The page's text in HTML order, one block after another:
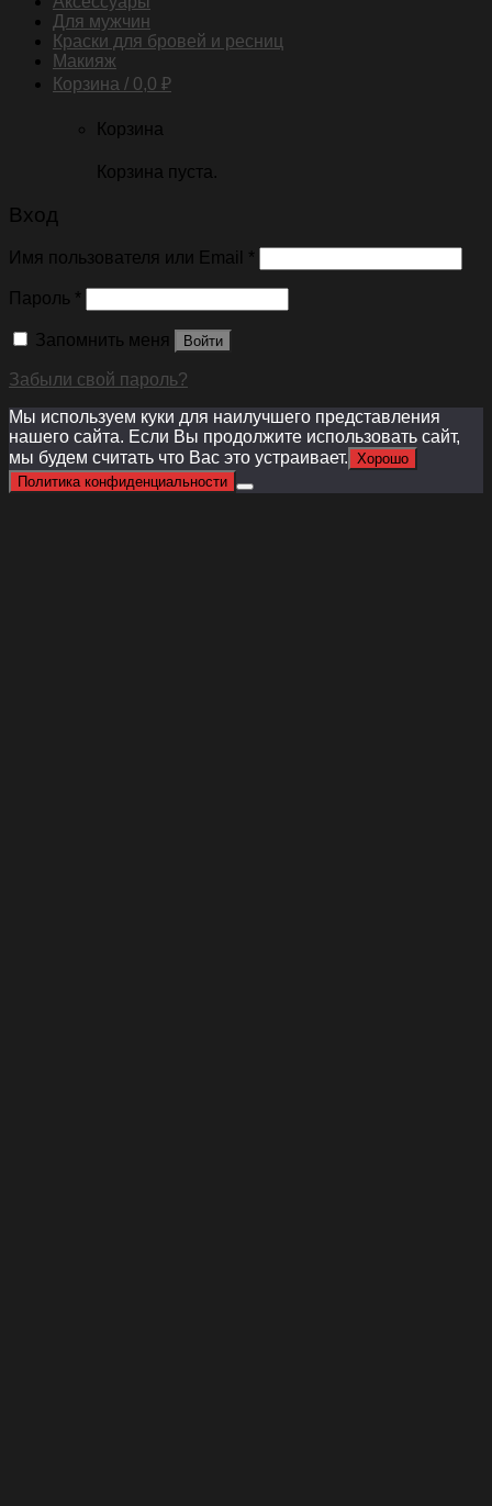
Для мужчин
Краски для бровей и ресниц
Макияж
Корзина / 0,0 ₽
Корзина
Корзина пуста.
Вход
Имя пользователя или Email *
Пароль *
Запомнить меня Войти
Забыли свой пароль?
Мы используем куки для наилучшего представления
нашего сайта. Если Вы продолжите использовать сайт,
мы будем считать что Вас это устраивает. Хорошо
Политика конфиденциальности